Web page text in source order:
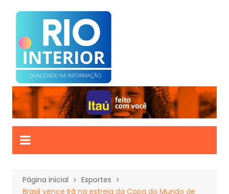
para
conteúdo
Página inicial
Esportes
Brasil vence Irã na estreia da Copa do Mundo de